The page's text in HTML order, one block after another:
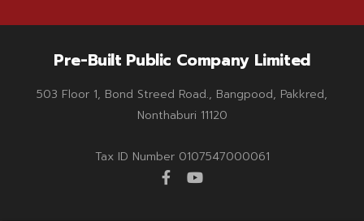
Pre-Built Public Company Limited
503 Floor 1, Bond Streed Road., Bangpood, Pakkred,
Nonthaburi 11120
Tax ID Number 0107547000061
facebookyoutube